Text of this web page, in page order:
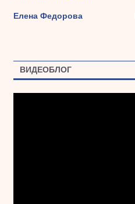
Елена Федорова
ВИДЕОБЛОГ